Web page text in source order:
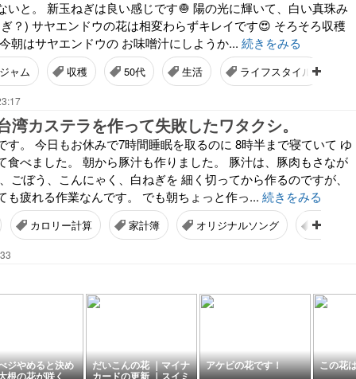
いと。 新玉ねぎは良い感じです🧅 陽の光に輝いて、白い真珠み
？) サヤエンドウの花は相変わらずキレイです😍 そろそろ収穫
朝はサヤエンドウの お味噌汁にしようか... 続きをみる
ャム 収穫 50代 生活 ライフスタイル
湾カステラを作って失敗したワタクシ。
す。 今日もお休みで7時間睡眠を取るのに 8時半まで寝ていて ゆ
食べました。 朝から豚汁も作りました。 豚汁は、豚肉もさなが
ごぼう、こんにゃく、白ねぎを 細く切ってから作るのですが、
も疲れる作業なんです。 でも朝ちょっと作っ... 続きをみる
カロリー計算 家計簿 オリジナルソング アラカ
ジやめると決め
根の花が咲く
だいこんの花 ｜マイナ
カードの更新 ｜スイミ
アケビの花です！ この花